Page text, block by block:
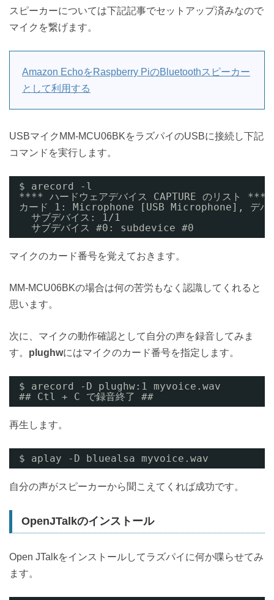
スピーカーについては下記記事でセットアップ済みなので
マイクを繋げます。
Amazon EchoをRaspberry PiのBluetoothスピーカー
として利用する
USBマイクMM-MCU06BKをラズパイのUSBに接続し下記
コマンドを実行します。
$ arecord -l
**** ハードウェアデバイス CAPTURE のリスト ****
カード 1: Microphone [USB Microphone], デ
サブデバイス: 1/1
サブデバイス #0: subdevice #0
マイクのカード番号を覚えておきます。
MM-MCU06BKの場合は何の苦労もなく認識してくれると
思います。
次に、マイクの動作確認として自分の声を録音してみま
す。 plughwにはマイクのカード番号を指定します。
$ arecord -D plughw:1 myvoice.wav
## Ctl + C で録音終了 ##
再生します。
$ aplay -D bluealsa myvoice.wav
自分の声がスピーカーから聞こえてくれば成功です。
OpenJTalkのインストール
Open JTalkをインストールしてラズパイに何か喋らせてみ
ます。